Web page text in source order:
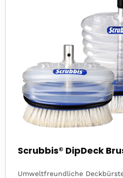
Scrubbis® DipDeck
Umweltfreundliche